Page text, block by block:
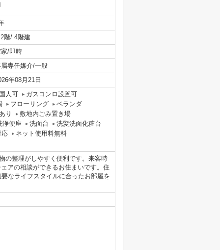
階/ 4階建
/即時
専任媒介/一般
年08月21日
人可
ガスコンロ設置可
フローリング
ベランダ
り
敷地内ごみ置き場
浄便座
洗面台
洗髪洗面化粧台
応
ネット使用料無料
の整理がしやすく便利です。来客時
アの相談ができるお住まいです。住
なライフスタイルに合ったお部屋を